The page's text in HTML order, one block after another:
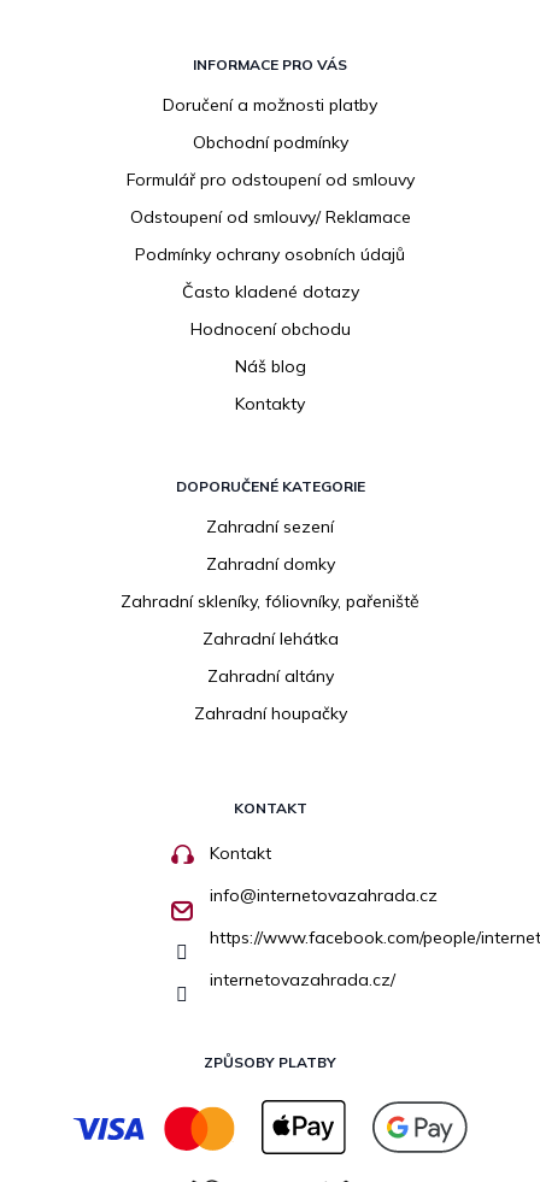
INFORMACE PRO VÁS
Doručení a možnosti platby
Obchodní podmínky
Formulář pro odstoupení od smlouvy
Odstoupení od smlouvy/ Reklamace
Podmínky ochrany osobních údajů
Často kladené dotazy
Hodnocení obchodu
Náš blog
Kontakty
DOPORUČENÉ KATEGORIE
Zahradní sezení
Zahradní domky
Zahradní skleníky, fóliovníky, pařeniště
Zahradní lehátka
Zahradní altány
Zahradní houpačky
KONTAKT
Kontakt
info@internetovazahrada.cz
https://www.facebook.com/people/
internetovazahrada.cz/
ZPŮSOBY PLATBY